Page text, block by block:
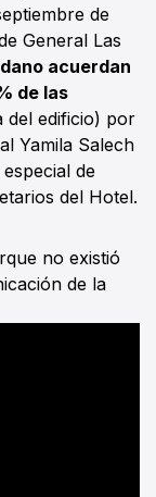
de
General Las
acuerdan
de las
del edificio) por
Yamila Salech
de
del Hotel.
no existió
de la